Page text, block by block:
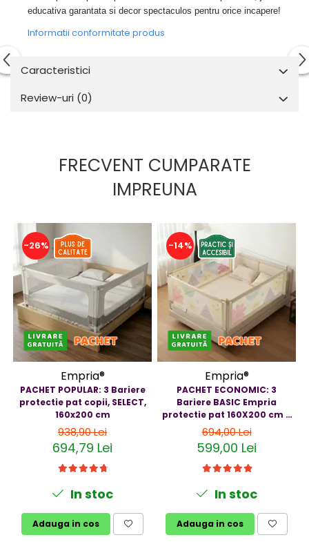
educativa garantata si decor spectaculos pentru orice incapere!
Informatii conformitate produs
Caracteristici
Review-uri (0)
FRECVENT CUMPARATE
IMPREUNA
-26%
Empria®
PACHET POPULAR: 3 Bariere
protectie pat copii, SELECT,
160x200 cm
938,90 Lei
694,79 Lei
In stoc
Adauga in cos
-14%
Empria®
PACHET ECONOMIC: 3
Bariere BASIC Empria
protectie pat 160X200 cm +
bara stabilizatoare
694,00 Lei
599,00 Lei
In stoc
Adauga in cos